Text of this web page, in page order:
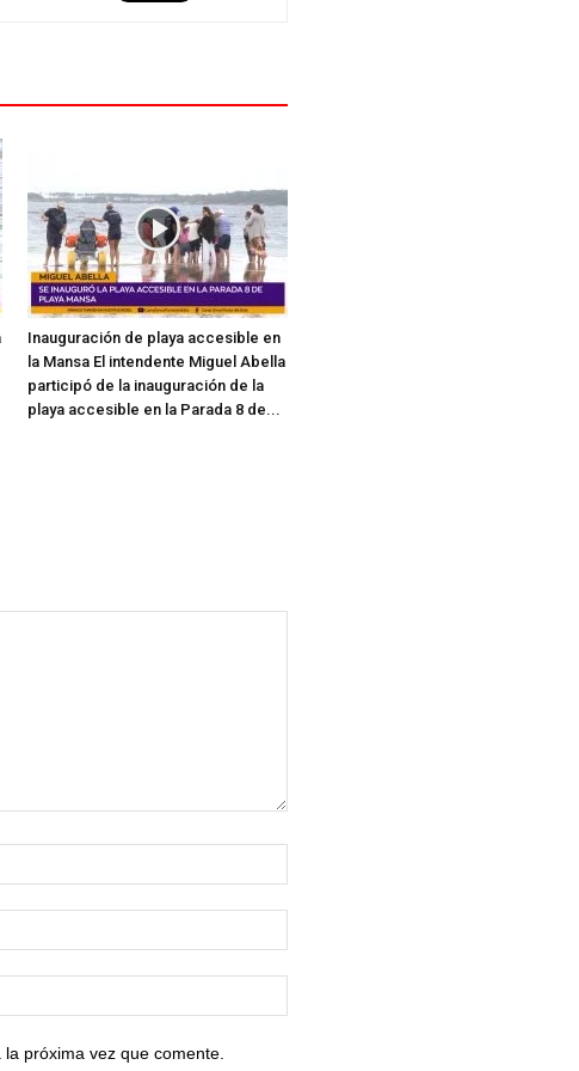
Inauguración de playa accesible en
la Mansa El intendente Miguel Abella
participó de la inauguración de la
playa accesible en la Parada 8 de...
próxima vez que comente.